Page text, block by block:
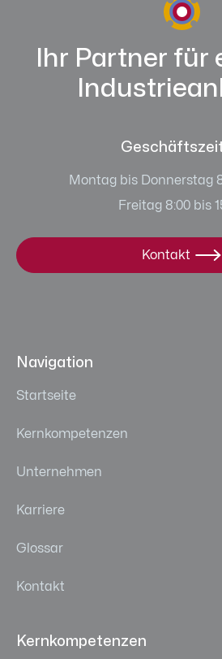
Ihr Partner für
Montag bis Donnerstag
Freitag 8:00 bis
Kontakt 
Navigation
Startseite
Kernkompetenzen
Unternehmen
Karriere
Glossar
Kontakt
Kernkompetenzen